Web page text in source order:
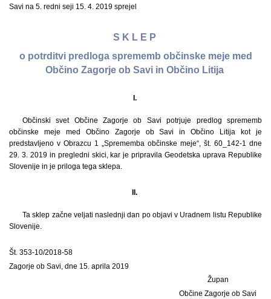
Savi na 5. redni seji 15. 4. 2019 sprejel
S K L E P
o potrditvi predloga sprememb občinske meje med
Občino Zagorje ob Savi in Občino Litija
I.
Občinski svet Občine Zagorje ob Savi potrjuje predlog sprememb
občinske meje med Občino Zagorje ob Savi in Občino Litija kot je
predstavljeno v Obrazcu 1 „Sprememba občinske meje“, št. 60_142-1 dne
29. 3. 2019 in pregledni skici, kar je pripravila Geodetska uprava Republike
Slovenije in je priloga tega sklepa.
II.
Ta sklep začne veljati naslednji dan po objavi v Uradnem listu Republike
Slovenije.
Št. 353-10/2018-58
Zagorje ob Savi, dne 15. aprila 2019
Župan
Občine Zagorje ob Savi